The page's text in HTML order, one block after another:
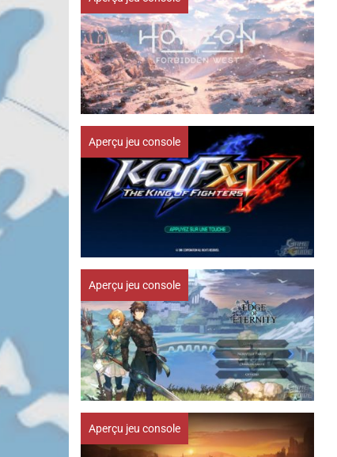
Aperçu jeu console
Aperçu jeu console
Aperçu jeu console